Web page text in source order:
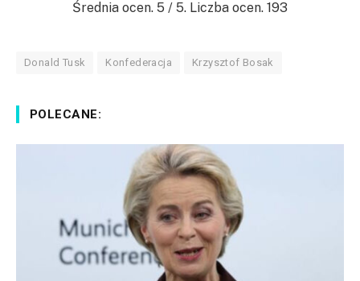
Średnia ocen. 5 / 5. Liczba ocen. 193
Donald Tusk Konfederacja Krzysztof Bosak
POLECANE: